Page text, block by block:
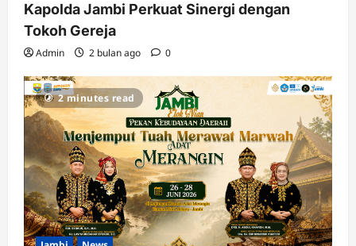
Kapolda Jambi Perkuat Sinergi dengan
Tokoh Gereja
Admin 2 bulan ago 0
2 minutes read